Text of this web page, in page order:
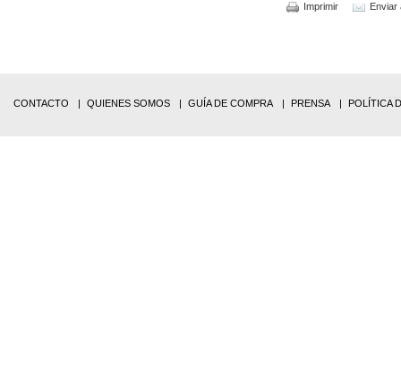
Enviar
Imprimir
CONTACTO QUIENES SOMOS GUÍA DE COMPRA PRENSA POLÍTICA